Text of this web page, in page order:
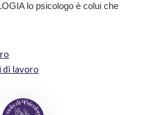
lo psicologo è colui che
di lavoro